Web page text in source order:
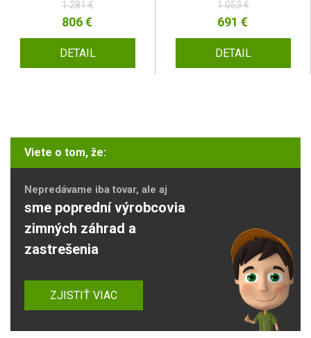
1 281 €
806 €
DETAIL
1 053 €
691 €
DETAIL
Viete o tom, že:
Nepredávame iba tovar, ale aj
sme poprední výrobcovia
zimných záhrad a
zastrešenia
ZJISTIŤ VIAC